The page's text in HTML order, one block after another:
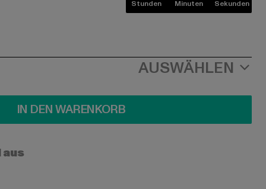
Stunden Minuten Sekunden
AUSWÄHLEN
IN DEN WARENKORB